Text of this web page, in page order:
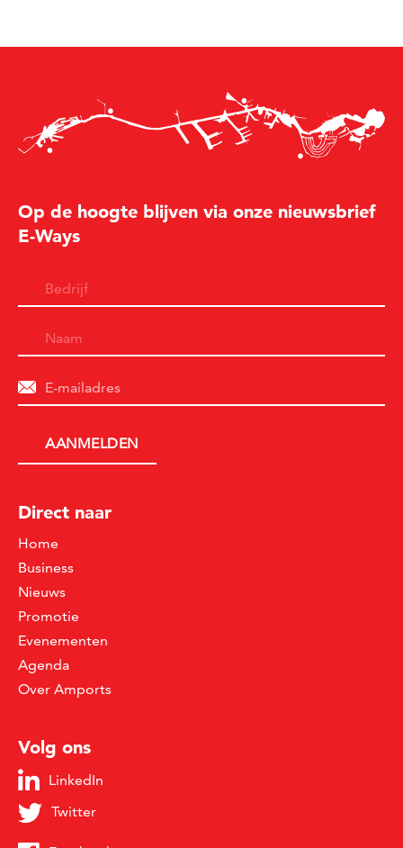
Op de hoogte blijven via onze nieuwsbrief
E-Ways
Direct naar
Home
Business
Nieuws
Promotie
Evenementen
Agenda
Over Amports
Volg ons
LinkedIn
Twitter